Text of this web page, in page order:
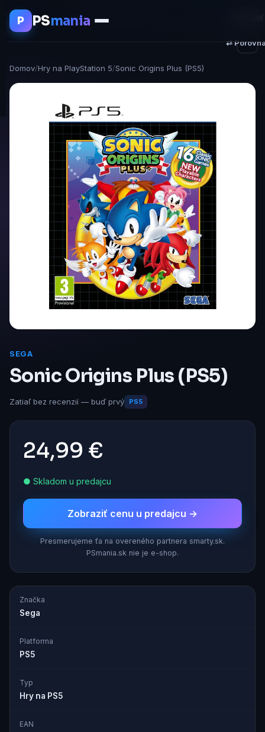
P PSmania
Domov/Hry na PlayStation 5/Sonic Origins Plus (PS5)
SEGA
Sonic Origins Plus (PS5)
Zatiaľ bez recenzií — buď prvý PS5
24,99 €
● Skladom u predajcu
Zobraziť cenu u predajcu →
Presmerujeme ťa na overeného partnera smarty.sk.
PSmania.sk nie je e-shop.
Značka
Sega
Platforma
PS5
Typ
Hry na PS5
EAN
⇄